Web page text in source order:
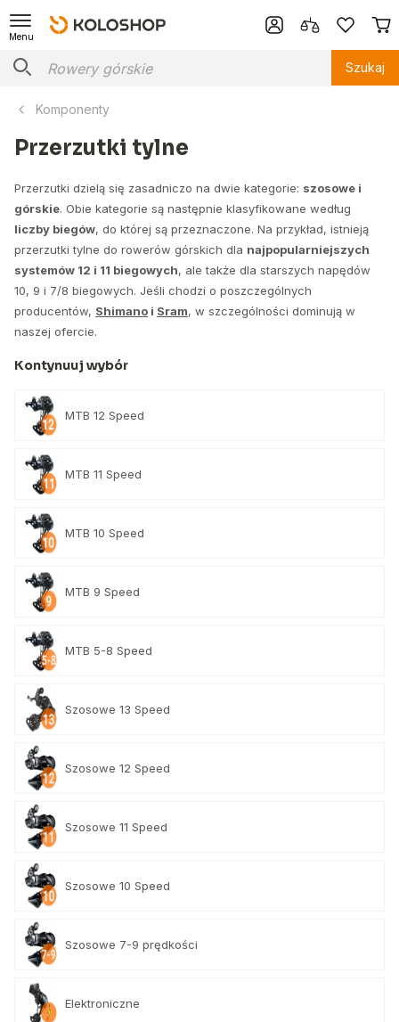
Menu
Szukaj
Komponenty
Przerzutki tylne
Przerzutki dzielą się zasadniczo na dwie kategorie: szosowe i
górskie. Obie kategorie są następnie klasyfikowane według
liczby biegów, do której są przeznaczone. Na przykład, istnieją
przerzutki tylne do rowerów górskich dla najpopularniejszych
systemów 12 i 11 biegowych, ale także dla starszych napędów
10, 9 i 7/8 biegowych. Jeśli chodzi o poszczególnych
producentów, Shimano i Sram, w szczególności dominują w
naszej ofercie.
Kontynuuj wybór
MTB 12 Speed
MTB 11 Speed
MTB 10 Speed
MTB 9 Speed
MTB 5-8 Speed
Szosowe 13 Speed
Szosowe 12 Speed
Szosowe 11 Speed
Szosowe 10 Speed
Szosowe 7-9 prędkości
Elektroniczne